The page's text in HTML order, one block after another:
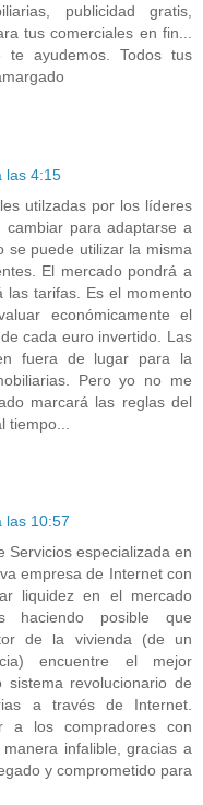
publicidad gratis,
tus comerciales en fin...
ayudemos. Todos tus
las 4:15
utilzadas por los líderes
para adaptarse a
se puede utilizar la misma
El mercado pondrá a
las tarifas. Es el momento
económicamente el
cada euro invertido. Las
fuera de lugar para la
Pero yo no me
marcará las reglas del
las 10:57
Servicios especializada en
empresa de Internet con
liquidez en el mercado
haciendo posible que
de la vivienda (de un
encuentre el mejor
revolucionario de
a través de Internet.
a los compradores con
infalible, gracias a
y comprometido para